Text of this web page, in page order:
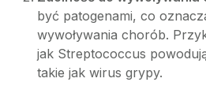
być patogenami, co
wywoływania chorób.
jak Streptococcus
takie jak wirus grypy.